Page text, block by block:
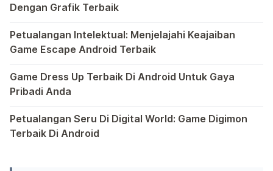
Dengan Grafik Terbaik
Semakin berkembangnya teknologi di era digital saat ini,
Petualangan Intelektual: Menjelajahi Keajaiban
Game Escape Android Terbaik
Dalam dunia game Android, genre escape telah mencuri
Game Dress Up Terbaik Di Android Untuk Gaya
Pribadi Anda
Saat ini, platform Android telah menjadi wadah kreativitas
Petualangan Seru Di Digital World: Game Digimon
Terbaik Di Android